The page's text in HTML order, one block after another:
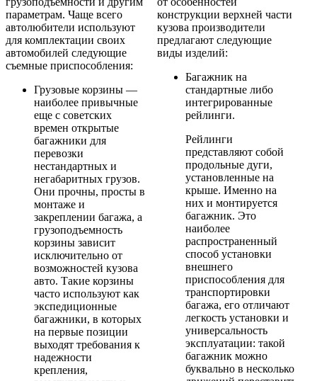
параметрам. Чаще всего
автолюбители используют
для комплектации своих
автомобилей следующие
съемные приспособления:
Грузовые корзины —
наиболее привычные
еще с советских
времен открытые
багажники для
перевозки
нестандартных и
негабаритных грузов.
Они прочны, просты в
монтаже и
закреплении багажа, а
грузоподъемность
корзины зависит
исключительно от
возможностей кузова
авто. Такие корзины
часто используют как
экспедиционные
багажники, в которых
на первые позиции
выходят требования к
надежности
крепления,
конструкции верхней части
кузова производители
предлагают следующие
виды изделий:
Багажник на
стандартные либо
интегрированные
рейлинги.
Рейлинги
представляют собой
продольные дуги,
установленные на
крыше. Именно на
них и монтируется
багажник. Это
наиболее
распространенный
способ установки
внешнего
приспособления для
транспортировки
багажа, его отличают
легкость установки и
универсальность
эксплуатации: такой
багажник можно
буквально в несколько